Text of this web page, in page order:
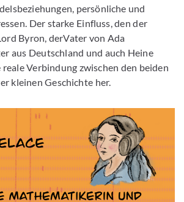
persönliche und
Der starke Einfluss, den der
Byron, derVater von Ada
aus Deutschland und auch Heine
Verbindung zwischen den beiden
kleinen Geschichte her.